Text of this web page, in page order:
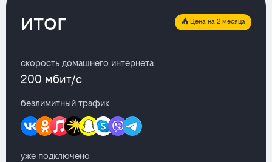
итог Цена на 2 месяца
скорость домашнего интернета
200 мбит/с
безлимитный трафик
уже подключено